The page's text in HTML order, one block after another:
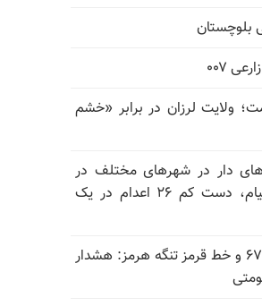
بلوچستان
۰۰۷
ولایت لرزان در برابر «خشم
دار در شهرهای مختلف در
وحشت از قیام، دست کم ۲۶ اعدام در یک
کابوس سال ۶۷ و خط قرمز تنگه هرمز: هشدار